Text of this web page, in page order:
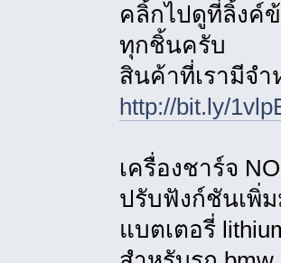
คลิ้กไปดูที่ลิ้งค์
ทุกชิ้นครับ
สินค้าที่เรามีจ
http://bit.ly/
เครื่องชาร์จ
ปรับฟังก์ชันเพิ่
แบตเตอรี่